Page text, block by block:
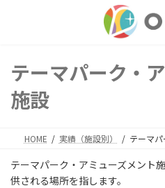
テーマパーク・
施設
HOME 実績（施設別） テーマ
テーマパーク・アミューズメント
供される場所を指します。